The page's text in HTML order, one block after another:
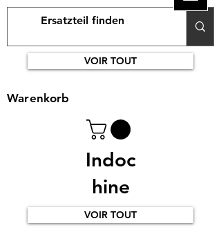
VOIR TOUT
Indoc
hine
Warenkorb
VOIR TOUT